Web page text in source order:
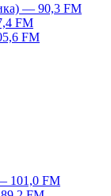
— 90,3 FM
FM
FM
101,0 FM